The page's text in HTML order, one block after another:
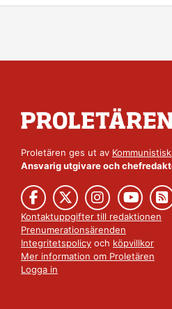
Proletären ges ut av
Ansvarig utgivare och
Kontaktuppgifter till redaktionen
Prenumerationsärenden
Integritetspolicy och köpvillkor
Mer information om Proletären
Logga in